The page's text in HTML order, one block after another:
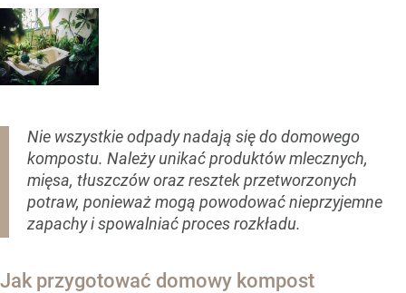
Nie wszystkie odpady nadają się do domowego
kompostu. Należy unikać produktów mlecznych,
mięsa, tłuszczów oraz resztek przetworzonych
potraw, ponieważ mogą powodować nieprzyjemne
zapachy i spowalniać proces rozkładu.
Jak przygotować domowy kompost